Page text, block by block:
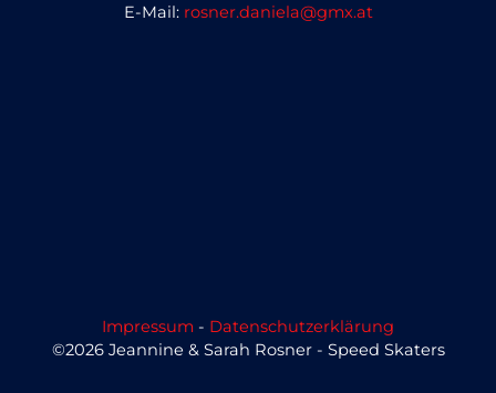
E-Mail: rosner.daniela@gmx.at
Impressum - Datenschutzerklärung
©2026 Jeannine & Sarah Rosner - Speed Skaters